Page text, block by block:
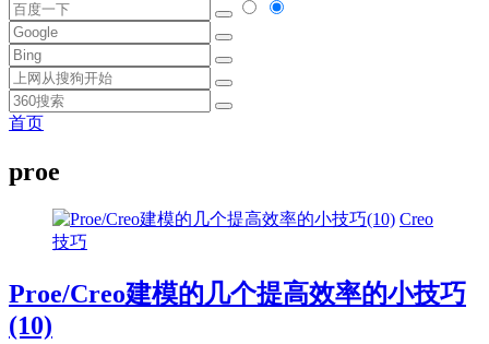
首页
proe
Creo
技巧
Proe/Creo建模的几个提高效率的小技巧
(10)